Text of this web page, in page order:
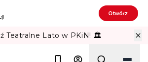
Otwórz
Teatralne Lato w PKiN! 🏛️